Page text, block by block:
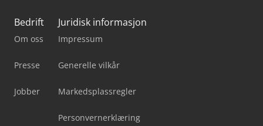
Bedrift
Om oss
Presse
Jobber
Juridisk informasjon
Impressum
Generelle vilkår
Markedsplassregler
Personvernerklæring